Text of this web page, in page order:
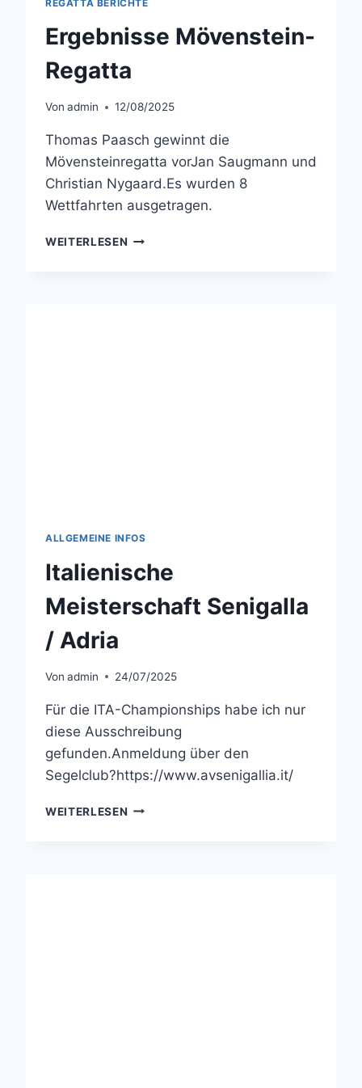
REGATTA BERICHTE
Ergebnisse Mövenstein-
Regatta
Von admin 12/08/2025
Thomas Paasch gewinnt die
Mövensteinregatta vorJan Saugmann und
Christian Nygaard.Es wurden 8
Wettfahrten ausgetragen.
WEITERLESEN ERGEBNISSE
ALLGEMEINE INFOS
Italienische
Meisterschaft Senigalla
/ Adria
Von admin 24/07/2025
Für die ITA-Championships habe ich nur
diese Ausschreibung
gefunden.Anmeldung über den
Segelclub?https://www.avsenigallia.it/
WEITERLESEN ITALIENISCHE